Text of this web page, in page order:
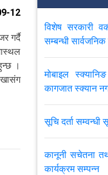
12
गर्दै
।
विशेष सरकारी
सम्बन्धी
मोबाइल
कागजात स्क्यान
सूचि दर्ता सम्वन्धी
कानूनी सचेतना
कार्यक्रम सम्पन्न